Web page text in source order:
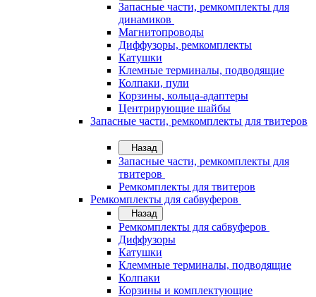
Запасные части, ремкомплекты для
динамиков
Магнитопроводы
Диффузоры, ремкомплекты
Катушки
Клемные терминалы, подводящие
Колпаки, пули
Корзины, кольца-адаптеры
Центрирующие шайбы
Запасные части, ремкомплекты для твитеров
Назад
Запасные части, ремкомплекты для
твитеров
Ремкомплекты для твитеров
Ремкомплекты для сабвуферов
Назад
Ремкомплекты для сабвуферов
Диффузоры
Катушки
Клеммные терминалы, подводящие
Колпаки
Корзины и комплектующие